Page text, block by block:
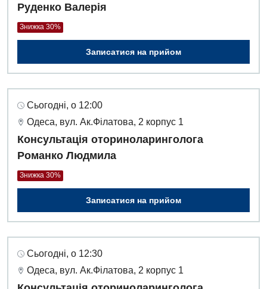
Руденко Валерія
Знижка 30%
Записатися на прийом
Сьогодні, о 12:00
Одеса, вул. Ак.Філатова, 2 корпус 1
Консультація оториноларинголога
Романко Людмила
Знижка 30%
Записатися на прийом
Сьогодні, о 12:30
Одеса, вул. Ак.Філатова, 2 корпус 1